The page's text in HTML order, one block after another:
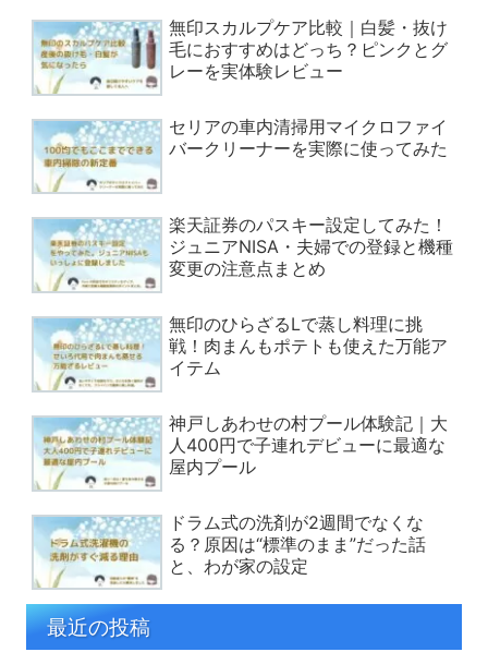
無印スカルプケア比較｜白髪・抜け
毛におすすめはどっち？ピンクとグ
レーを実体験レビュー
セリアの車内清掃用マイクロファイ
バークリーナーを実際に使ってみた
楽天証券のパスキー設定してみた！
ジュニアNISA・夫婦での登録と機種
変更の注意点まとめ
無印のひらざるLで蒸し料理に挑
戦！肉まんもポテトも使えた万能ア
イテム
神戸しあわせの村プール体験記｜大
人400円で子連れデビューに最適な
屋内プール
ドラム式の洗剤が2週間でなくな
る？原因は“標準のまま”だった話
と、わが家の設定
最近の投稿